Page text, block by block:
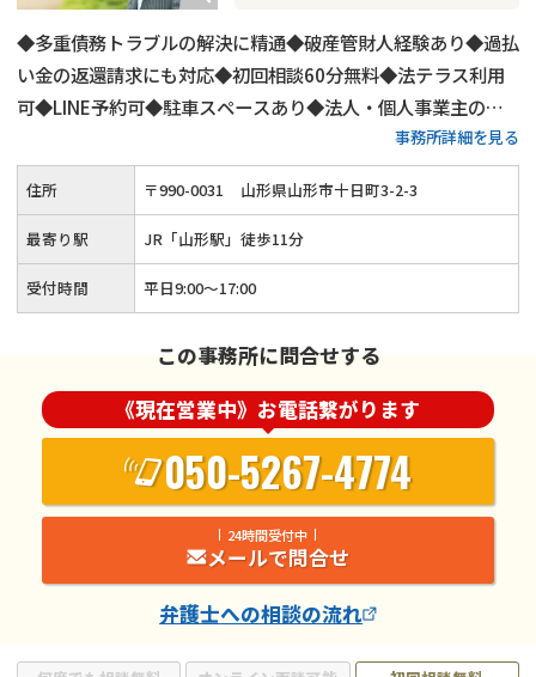
◆多重債務トラブルの解決に精通◆破産管財人経験あり◆過払
い金の返還請求にも対応◆初回相談60分無料◆法テラス利用
可◆LINE予約可◆駐車スペースあり◆法人・個人事業主の破
産にも精通◆不動産業者・自動車査定業者との連携あり
事務所詳細を見る
住所 〒990-0031 山形県山形市十日町3-2-3
最寄り駅 JR「山形駅」徒歩11分
受付時間 平日9:00～17:00
この事務所に問合せする
《現在営業中》お電話繋がります
050-5267-4774
24時間受付中
メールで問合せ
弁護士への相談の流れ